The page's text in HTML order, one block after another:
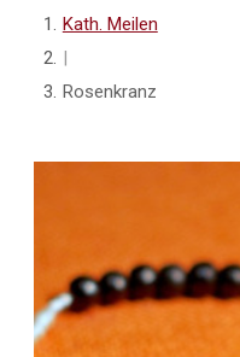
Kath. Meilen
|
Rosenkranz